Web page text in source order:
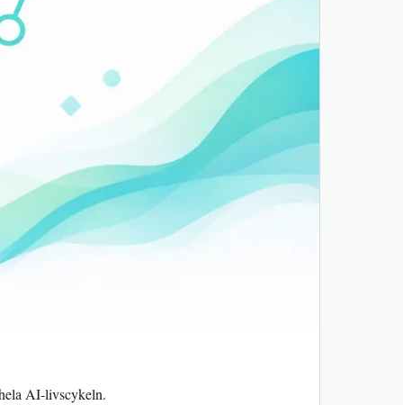
AI‑livscykeln.